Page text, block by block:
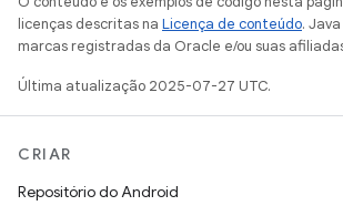
licenças descritas na Licença de conteúdo.
marcas registradas da Oracle e/ou suas
Última atualização 2025-07-27 UTC.
CRIAR
Repositório do Android